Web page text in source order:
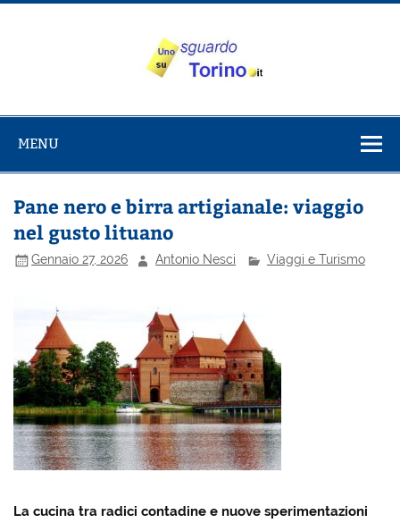
Salta
su Torino
MENU
Pane nero e birra artigianale: viaggio
nel gusto lituano
Gennaio 27, 2026 Antonio Nesci Viaggi e Turismo
La cucina tra radici contadine e nuove sperimentazioni